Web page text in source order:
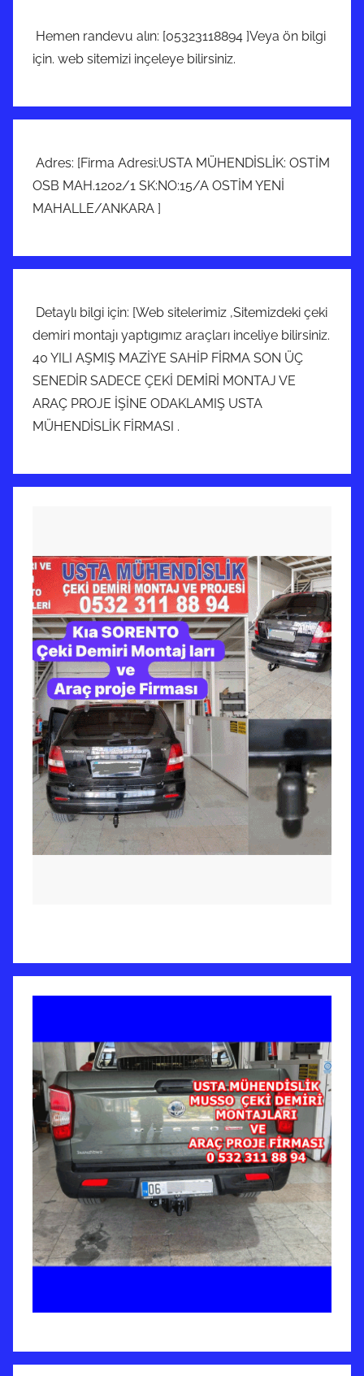
Hemen randevu alın: [05323118894 ]Veya ön bilgi
için. web sitemizi inçeleye bilirsiniz.
Adres: [Firma Adresi:USTA MÜHENDİSLİK: OSTİM
OSB MAH.1202/1 SK:NO:15/A OSTİM YENİ
MAHALLE/ANKARA ]
Detaylı bilgi için: [Web sitelerimiz ,Sitemizdeki çeki
demiri montajı yaptıgımız araçları inceliye bilirsiniz.
40 YILI AŞMIŞ MAZİYE SAHİP FİRMA SON ÜÇ
SENEDİR SADECE ÇEKİ DEMİRİ MONTAJ VE
ARAÇ PROJE İŞİNE ODAKLAMIŞ USTA
MÜHENDİSLİK FİRMASI .